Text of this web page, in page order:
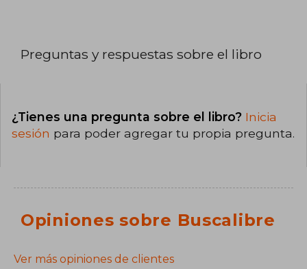
Preguntas y respuestas sobre el libro
¿Tienes una pregunta sobre el libro? Inicia
sesión para poder agregar tu propia pregunta.
Opiniones sobre Buscalibre
Ver más opiniones de clientes